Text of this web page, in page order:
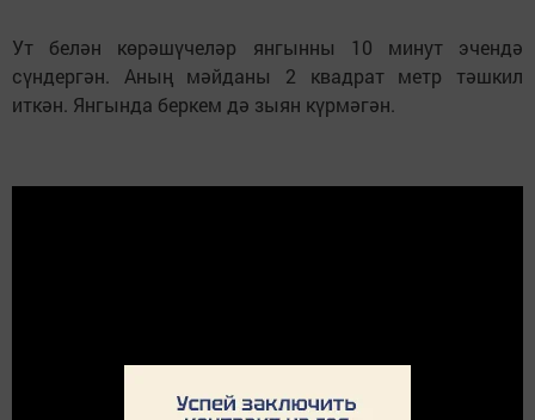
Ут белән көрәшүчеләр янгынны 10 минут эчендә
сүндергән. Аның мәйданы 2 квадрат метр тәшкил
иткән. Янгында беркем дә зыян күрмәгән.